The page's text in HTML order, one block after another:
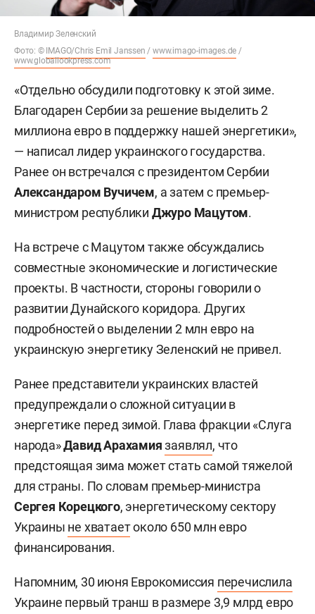
Владимир Зеленский
Фото: © IMAGO/Chris Emil Janssen /www.imago-images.de /
www.globallookpress.com
«Отдельно обсудили подготовку к этой зиме.
Благодарен Сербии за решение выделить 2
миллиона евро в поддержку нашей энергетики»,
— написал лидер украинского государства.
Ранее он встречался с президентом Сербии
Александаром Вучичем, а затем с премьер-
министром республики Джуро Мацутом.
На встрече с Мацутом также обсуждались
совместные экономические и логистические
проекты. В частности, стороны говорили о
развитии Дунайского коридора. Других
подробностей о выделении 2 млн евро на
украинскую энергетику Зеленский не привел.
Ранее представители украинских властей
предупреждали о сложной ситуации в
энергетике перед зимой. Глава фракции «Слуга
народа»Давид Арахамия заявлял, что
предстоящая зима может стать самой тяжелой
для страны. По словам премьер-министра
Сергея Корецкого, энергетическому сектору
Украины не хватаетоколо 650 млн евро
финансирования.
Напомним, 30 июня Еврокомиссия перечислила
Украине первый транш в размере 3,9 млрд евро